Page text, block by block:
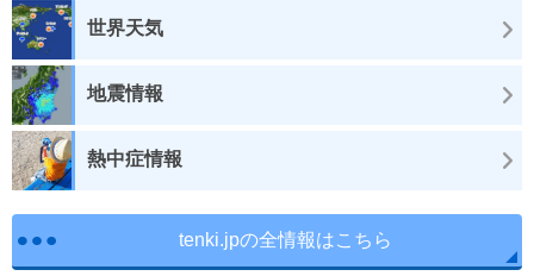
世界天気
地震情報
熱中症情報
tenki.jpの全情報はこちら